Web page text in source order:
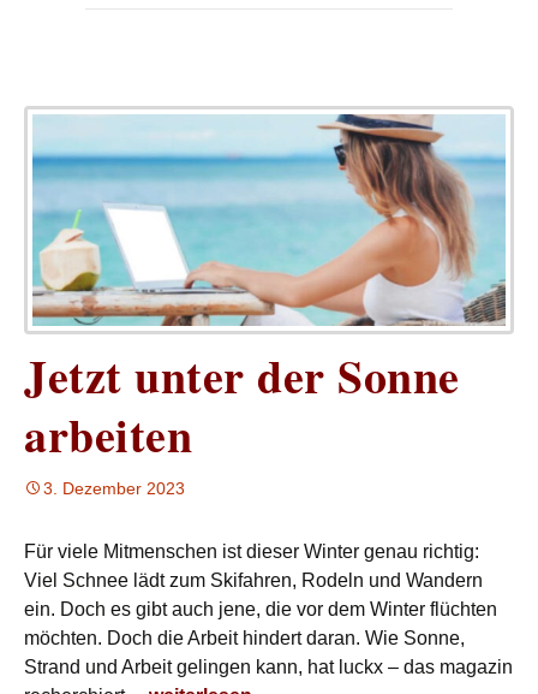
Jetzt unter der Sonne
arbeiten
3. Dezember 2023
Für viele Mitmenschen ist dieser Winter genau richtig:
Viel Schnee lädt zum Skifahren, Rodeln und Wandern
ein. Doch es gibt auch jene, die vor dem Winter flüchten
möchten. Doch die Arbeit hindert daran. Wie Sonne,
Strand und Arbeit gelingen kann, hat luckx – das magazin